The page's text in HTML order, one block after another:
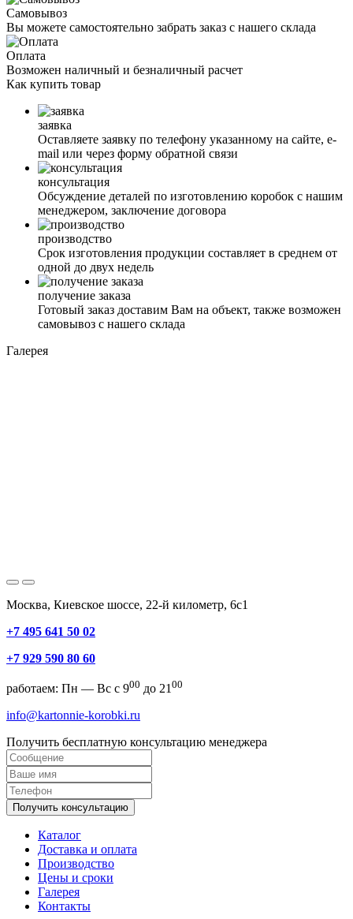
Самовывоз
Вы можете самостоятельно забрать заказ с нашего склада
Оплата
Возможен наличный и безналичный расчет
Как купить товар
заявка
Оставляете заявку по телефону указанному на сайте, е-
mail или через форму обратной связи
консультация
Обсуждение деталей по изготовлению коробок с нашим
менеджером, заключение договора
производство
Срок изготовления продукции составляет в среднем от
одной до двух недель
получение заказа
Готовый заказ доставим Вам на объект, также возможен
самовывоз с нашего склада
Галерея
Москва, Киевское шоссе, 22-й километр, 6с1
+7 495 641 50 02
+7 929 590 80 60
работаем: Пн — Вс с 900 до 21 00
info@kartonnie-korobki.ru
Получить бесплатную консультацию менеджера
Получить консультацию
Каталог
Доставка и оплата
Производство
Цены и сроки
Галерея
Контакты